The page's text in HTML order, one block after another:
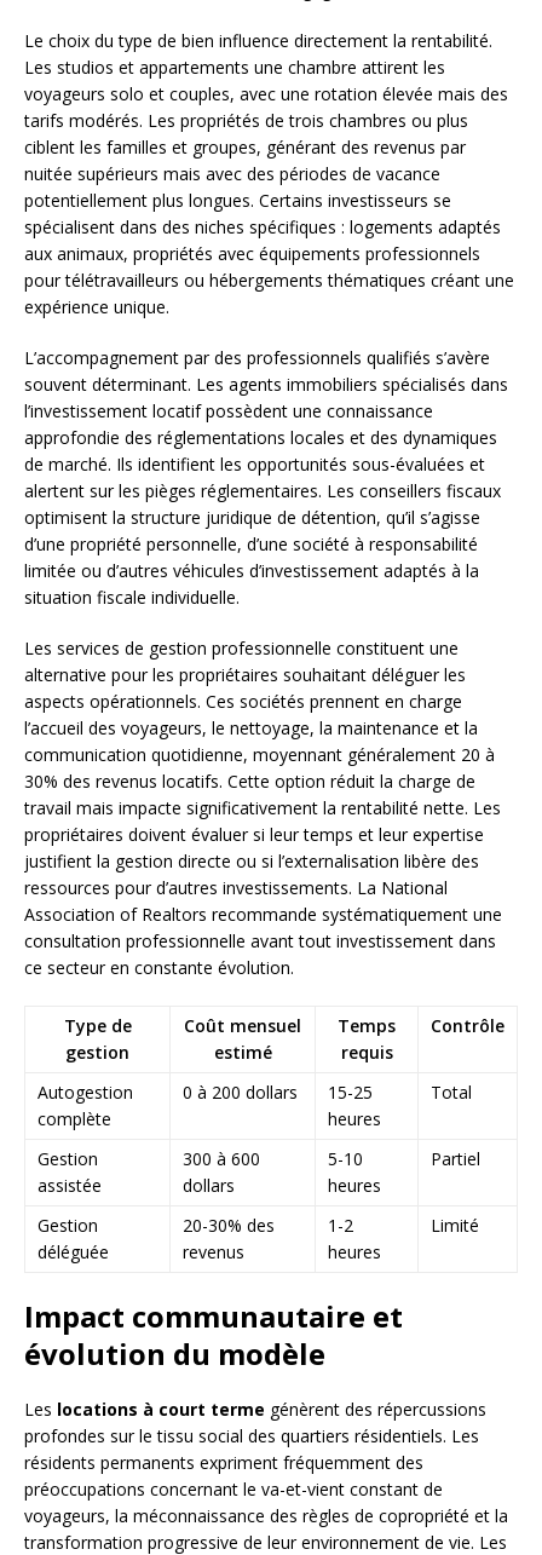
Le choix du type de bien influence directement la rentabilité.
Les studios et appartements une chambre attirent les
voyageurs solo et couples, avec une rotation élevée mais des
tarifs modérés. Les propriétés de trois chambres ou plus
ciblent les familles et groupes, générant des revenus par
nuitée supérieurs mais avec des périodes de vacance
potentiellement plus longues. Certains investisseurs se
spécialisent dans des niches spécifiques : logements adaptés
aux animaux, propriétés avec équipements professionnels
pour télétravailleurs ou hébergements thématiques créant une
expérience unique.
L’accompagnement par des professionnels qualifiés s’avère
souvent déterminant. Les agents immobiliers spécialisés dans
l’investissement locatif possèdent une connaissance
approfondie des réglementations locales et des dynamiques
de marché. Ils identifient les opportunités sous-évaluées et
alertent sur les pièges réglementaires. Les conseillers fiscaux
optimisent la structure juridique de détention, qu’il s’agisse
d’une propriété personnelle, d’une société à responsabilité
limitée ou d’autres véhicules d’investissement adaptés à la
situation fiscale individuelle.
Les services de gestion professionnelle constituent une
alternative pour les propriétaires souhaitant déléguer les
aspects opérationnels. Ces sociétés prennent en charge
l’accueil des voyageurs, le nettoyage, la maintenance et la
communication quotidienne, moyennant généralement 20 à
30% des revenus locatifs. Cette option réduit la charge de
travail mais impacte significativement la rentabilité nette. Les
propriétaires doivent évaluer si leur temps et leur expertise
justifient la gestion directe ou si l’externalisation libère des
ressources pour d’autres investissements. La National
Association of Realtors recommande systématiquement une
consultation professionnelle avant tout investissement dans
ce secteur en constante évolution.
Type de
gestion
Coût mensuel
estimé
Temps
requis
Contrôle
Autogestion
complète
0 à 200 dollars
15-25
heures
Total
Gestion
assistée
300 à 600
dollars
5-10
heures
Partiel
Gestion
déléguée
20-30% des
revenus
1-2
heures
Limité
Impact communautaire et
évolution du modèle
Les locations à court terme génèrent des répercussions
profondes sur le tissu social des quartiers résidentiels. Les
résidents permanents expriment fréquemment des
préoccupations concernant le va-et-vient constant de
voyageurs, la méconnaissance des règles de copropriété et la
transformation progressive de leur environnement de vie. Les